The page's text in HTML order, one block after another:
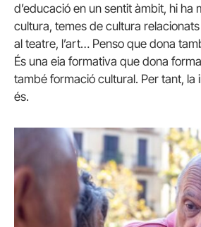
d’educació en un sentit àmbit, hi ha
cultura, temes de cultura
al teatre, l’art… Penso que dona
És una eia formativa que dona
també formació cultural. Per tant, la
és.